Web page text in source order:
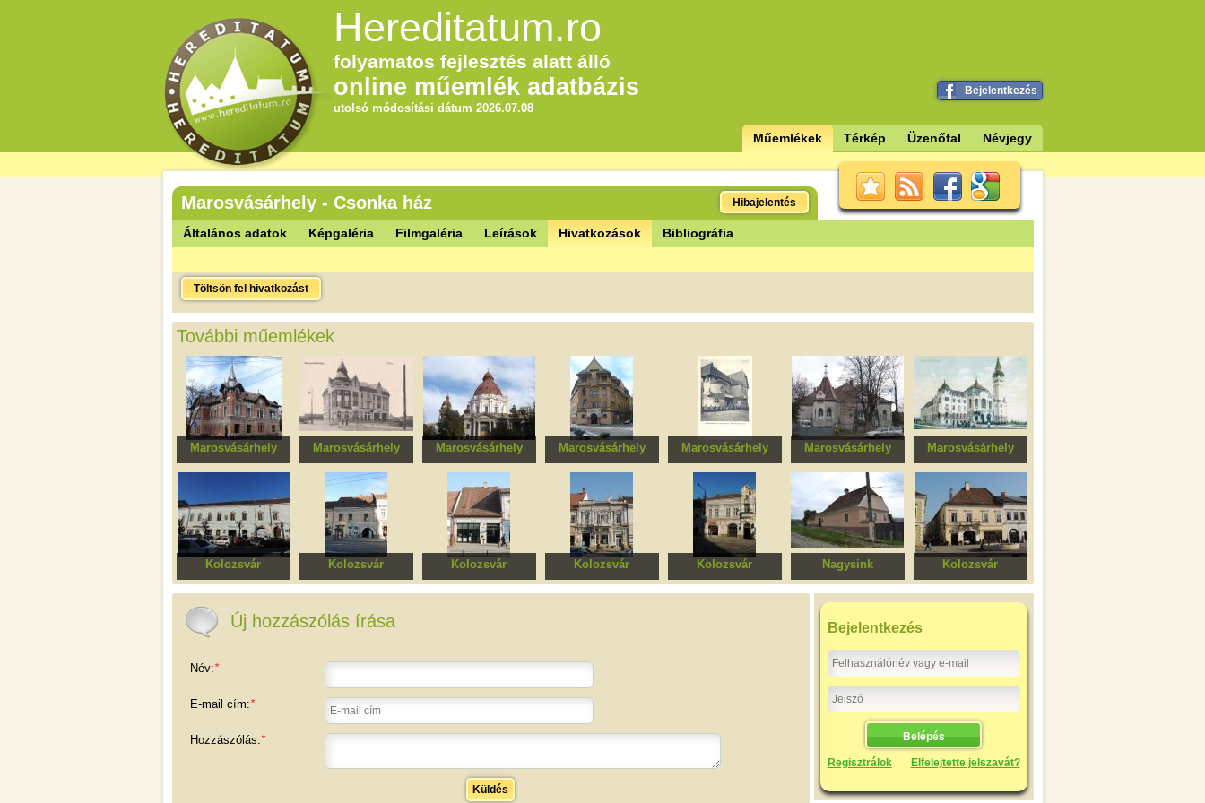
Hereditatum.ro
folyamatos fejlesztés alatt álló
online műemlék adatbázis
utolsó módosítási dátum 2026.07.08
Bejelentkezés
Műemlékek Térkép Üzenőfal Névjegy
Marosvásárhely - Csonka ház Hibajelentés
Általános adatok Képgaléria Filmgaléria Leírások Hivatkozások Bibliográfia
Töltsön fel hivatkozást
További műemlékek
Marosvásárhely
Közegészségügyi
lakóépület
Marosvásárhely
Federalcoop Bank,
irodaépület, volt
Albina Bank
Marosvásárhely
Angyali Üdvözlet
ortodox templom
Marosvásárhely
Munkaügy székhelye,
egykori Avram Iancu
román inasotthon
Marosvásárhely
Ipari és Kereskedelmi
Kamara
Marosvásárhely
Fertőző betegségek
kórház, volt
lakóépület
Marosvásárhely
Kormánybiztosi
hivatal és a Maros
megyei tanács
épülete, egykori
Városháza
Kolozsvár
Római Katolikus
Kolozsvár
Rácz-ház
Kolozsvár
Pattantyús-ház
Kolozsvár
Bethlen-ház
Kolozsvár
Rósás-ház
Nagysink
Ştefan Untch ház
Kolozsvár
Alvinczi–Rhédey–
Mikó-ház
Új hozzászólás írása
Név:*
E-mail cím:*
Hozzászólás:*
Küldés
Bejelentkezés
Regisztrálok Elfelejtette jelszavát?